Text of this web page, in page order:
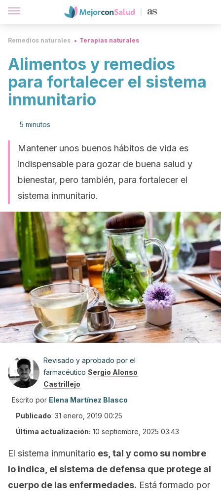
Remedios naturales Terapias naturales
Alimentos y remedios
para fortalecer el sistema
inmunitario
5 minutos
Mantener unos buenos hábitos de vida es
indispensable para gozar de buena salud y
bienestar, pero también, para fortalecer el
sistema inmunitario.
Revisado y aprobado por el
farmacéutico Sergio Alonso
Castrillejo
Escrito por Elena Martínez Blasco
Publicado: 31 enero, 2019 00:25
Última actualización: 10 septiembre, 2025 03:43
El sistema inmunitario es, tal y como su nombre
lo indica, el sistema de defensa que protege al
cuerpo de las enfermedades. Está formado por